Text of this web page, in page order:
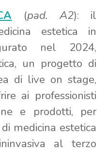
(pad. A2): il
estetica in
nel 2024,
un progetto di
di live on stage,
ai professionisti
e prodotti, per
medicina estetica
al terzo